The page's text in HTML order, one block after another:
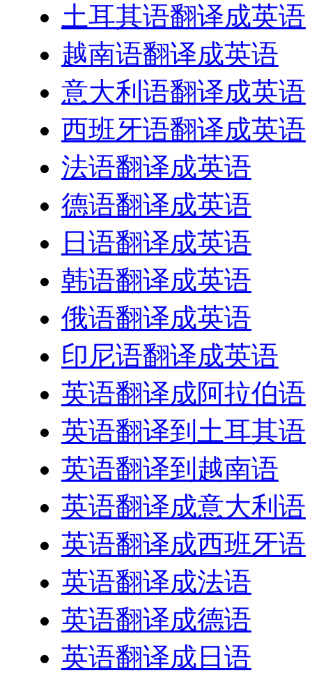
土耳其语翻译成英语
越南语翻译成英语
意大利语翻译成英语
西班牙语翻译成英语
法语翻译成英语
德语翻译成英语
日语翻译成英语
韩语翻译成英语
俄语翻译成英语
印尼语翻译成英语
英语翻译成阿拉伯语
英语翻译到土耳其语
英语翻译到越南语
英语翻译成意大利语
英语翻译成西班牙语
英语翻译成法语
英语翻译成德语
英语翻译成日语